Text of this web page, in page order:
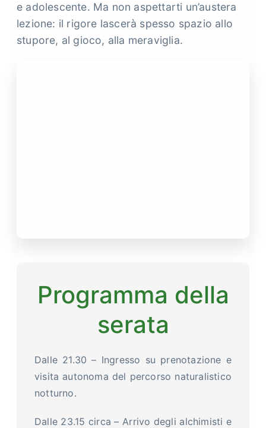
e adolescente. Ma non aspettarti un’austera
lezione: il rigore lascerà spesso spazio allo
stupore, al gioco, alla meraviglia.
Programma della
serata
Dalle 21.30 – Ingresso su prenotazione e
visita autonoma del percorso naturalistico
notturno.
Dalle 23.15 circa – Arrivo degli alchimisti e